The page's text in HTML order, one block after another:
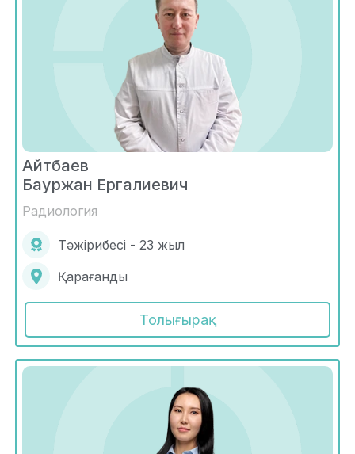
Айтбаев
Бауржан Ергалиевич
Радиология
Тәжірибесі - 23 жыл
Қарағанды
Толығырақ